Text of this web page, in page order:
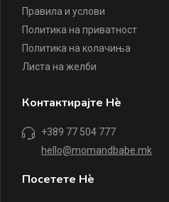
Правила и услови
Политика на приватност
Политика на колачиња
Листа на желби
Контактирајте Нè
+389 77 504 777
hello@momandbabe.mk
Посетете Нè